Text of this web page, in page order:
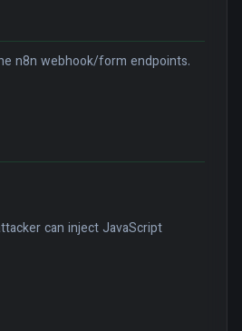
n8n webhook/form endpoints.
can inject JavaScript